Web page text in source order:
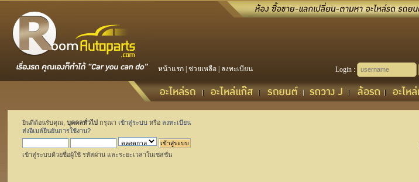
หน้าแรก ช่วยเหลือ ลงทะเบียน Login :
ยินดีต้อนรับคุณ,บุคคลทั่วไป กรุณา เข้าสู่ระบบ หรือ ลงทะเบียน
ส่งอีเมล์ยืนยันการใช้งาน?
เข้าสู่ระบบด้วยชื่อผู้ใช้ รหัสผ่าน และระยะเวลาในเซสชั่น